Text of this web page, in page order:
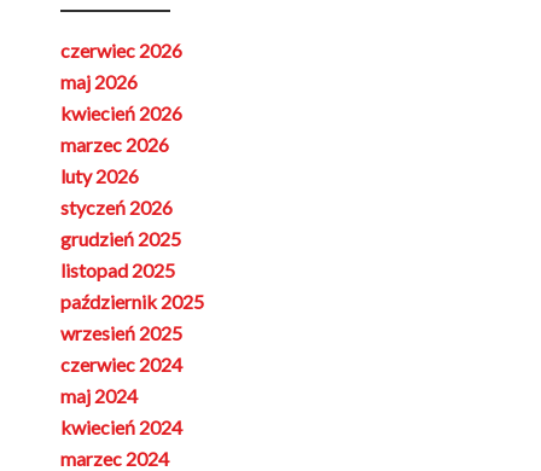
czerwiec 2026
maj 2026
kwiecień 2026
marzec 2026
luty 2026
styczeń 2026
grudzień 2025
listopad 2025
październik 2025
wrzesień 2025
czerwiec 2024
maj 2024
kwiecień 2024
marzec 2024